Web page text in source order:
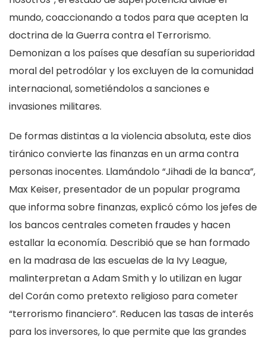
mundo, coaccionando a todos para que acepten la
doctrina de la Guerra contra el Terrorismo.
Demonizan a los países que desafían su superioridad
moral del petrodólar y los excluyen de la comunidad
internacional, sometiéndolos a sanciones e
invasiones militares.
De formas distintas a la violencia absoluta, este dios
tiránico convierte las finanzas en un arma contra
personas inocentes. Llamándolo “Jihadi de la banca”,
Max Keiser, presentador de un popular programa
que informa sobre finanzas, explicó cómo los jefes de
los bancos centrales cometen fraudes y hacen
estallar la economía. Describió que se han formado
en la madrasa de las escuelas de la Ivy League,
malinterpretan a Adam Smith y lo utilizan en lugar
del Corán como pretexto religioso para cometer
“terrorismo financiero”. Reducen las tasas de interés
para los inversores, lo que permite que las grandes